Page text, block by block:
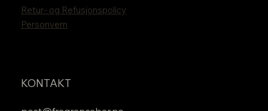
Retur- og Refusjonspolicy
Personvern
KONTAKT